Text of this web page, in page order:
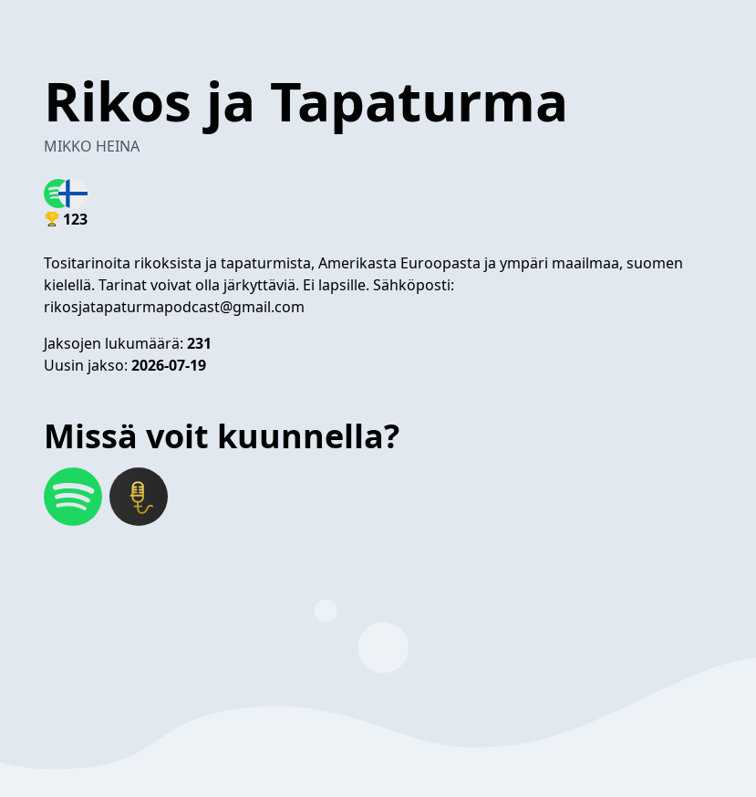
Rikos ja Tapaturma
MIKKO HEINA
123
Tositarinoita rikoksista ja tapaturmista, Amerikasta Euroopasta ja ympäri maailmaa, suomen
kielellä. Tarinat voivat olla järkyttäviä. Ei lapsille. Sähköposti:
rikosjatapaturmapodcast@gmail.com
Jaksojen lukumäärä: 231
Uusin jakso: 2026-07-19
Missä voit kuunnella?